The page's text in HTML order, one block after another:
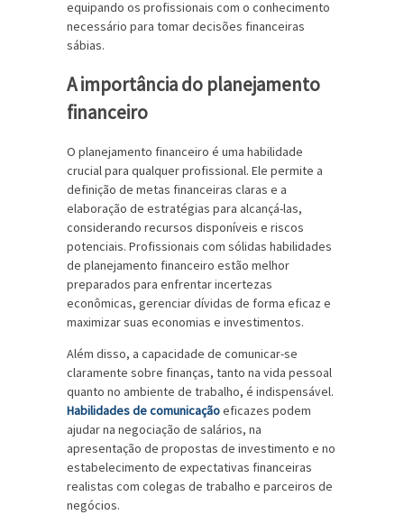
equipando os profissionais com o conhecimento
necessário para tomar decisões financeiras
sábias.
A importância do planejamento
financeiro
O planejamento financeiro é uma habilidade
crucial para qualquer profissional. Ele permite a
definição de metas financeiras claras e a
elaboração de estratégias para alcançá-las,
considerando recursos disponíveis e riscos
potenciais. Profissionais com sólidas habilidades
de planejamento financeiro estão melhor
preparados para enfrentar incertezas
econômicas, gerenciar dívidas de forma eficaz e
maximizar suas economias e investimentos.
Além disso, a capacidade de comunicar-se
claramente sobre finanças, tanto na vida pessoal
quanto no ambiente de trabalho, é indispensável.
Habilidades de comunicaçãoeficazes podem
ajudar na negociação de salários, na
apresentação de propostas de investimento e no
estabelecimento de expectativas financeiras
realistas com colegas de trabalho e parceiros de
negócios.